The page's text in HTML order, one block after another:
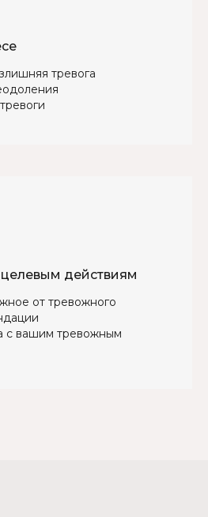
тревога
действиям
от тревожного
с вашим тревожным